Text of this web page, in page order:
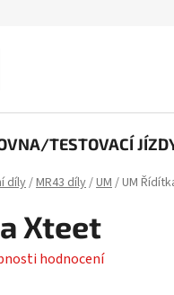
TESTOVACÍ
díly/MR43 díly/UM/UM
Xteet
hodnocení